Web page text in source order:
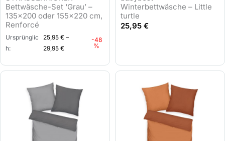
r
w
3
s
5
Bettwäsche-Set ‘Grau’ –
135×200 oder 155×220 cm,
Renforcé
Ursprünglic
h:
25,95€ –
29,95€
-48
%
Winterbettwäsche – Little
turtle
25,95 €